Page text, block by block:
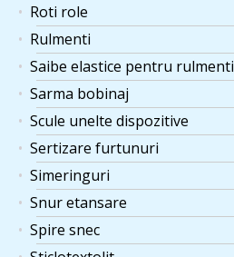
Roti role
Rulmenti
Saibe elastice pentru rulmenti
Sarma bobinaj
Scule unelte dispozitive
Sertizare furtunuri
Simeringuri
Snur etansare
Spire snec